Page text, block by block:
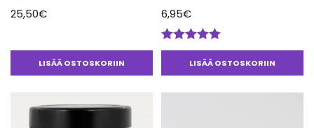
25,50€
LISÄÄ OSTOSKORIIN
6,95€
Arvostelu
tuotteesta:LISÄÄ OSTOSKORIIN